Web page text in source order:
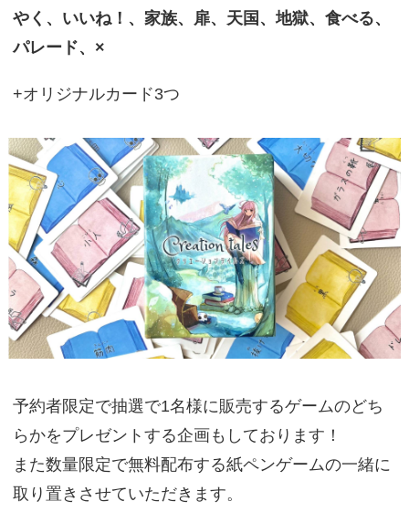
やく、いいね！、家族、扉、天国、地獄、食べる、
パレード、×
+オリジナルカード3つ
予約者限定で抽選で1名様に販売するゲームのどち
らかをプレゼントする企画もしております！
また数量限定で無料配布する紙ペンゲームの一緒に
取り置きさせていただきます。